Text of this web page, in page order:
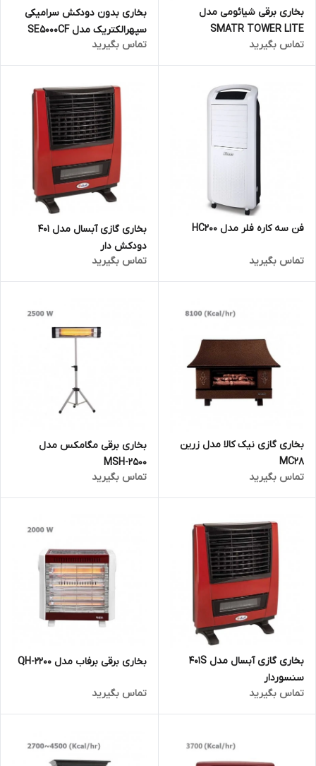
بخاری برقی شیائومی مدل
SMATR TOWER LITE
تماس بگیرید
بخاری بدون دودکش سرامیکی
سپهرالکتریک مدل SE5000CF
تماس بگیرید
فن سه کاره فلر مدل HC200
تماس بگیرید
بخاری گازی آبسال مدل 401
دودکش دار
تماس بگیرید
بخاری گازی نیک کالا مدل زرین
MC28
تماس بگیرید
بخاری برقی مگامکس مدل
MSH-2500
تماس بگیرید
بخاری گازی آبسال مدل 401S
سنسوردار
تماس بگیرید
بخاری برقی برفاب مدل QH-2200
تماس بگیرید